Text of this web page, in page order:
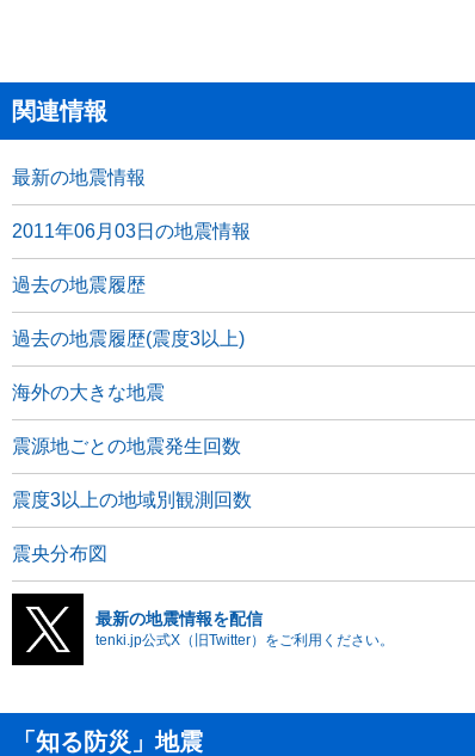
関連情報
最新の地震情報
2011年06月03日の地震情報
過去の地震履歴
過去の地震履歴(震度3以上)
海外の大きな地震
震源地ごとの地震発生回数
震度3以上の地域別観測回数
震央分布図
最新の地震情報を配信
tenki.jp公式X（旧Twitter）をご利用ください。
「知る防災」地震